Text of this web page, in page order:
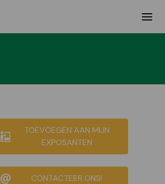
TOEVOEGEN AAN MIJN
EXPOSANTEN
CONTACTEER ONS!